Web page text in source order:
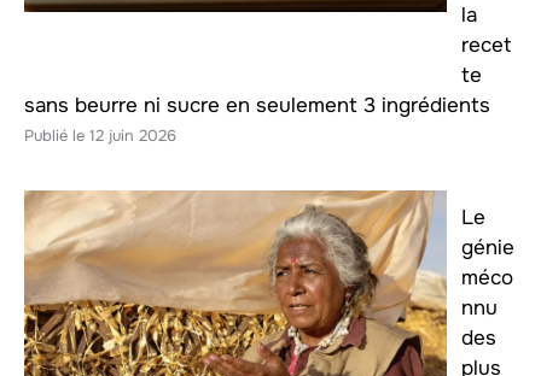
la
recet
te
sans beurre ni sucre en seulement 3 ingrédients
12 juin 2026
Le
génie
méco
nnu
des
plus